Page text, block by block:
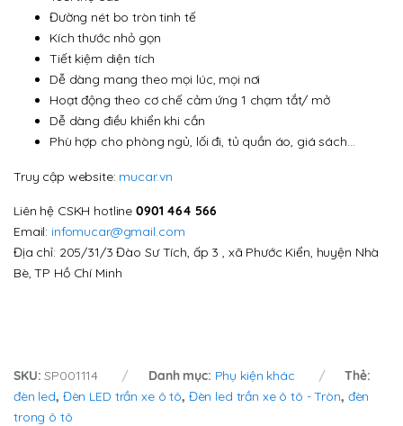
Đường nét bo tròn tinh tế
Kích thước nhỏ gọn
Tiết kiệm diện tích
Dễ dàng mang theo mọi lúc, mọi nơi
Hoạt động theo cơ chế cảm ứng 1 chạm tắt/ mở
Dễ dàng điều khiển khi cần
Phù hợp cho phòng ngủ, lối đi, tủ quần áo, giá sách…
Truy cập website: mucar.vn
Liên hệ CSKH hotline0901 464 566
Email: infomucar@gmail.com
Địa chỉ: 205/31/3 Đào Sư Tích, ấp 3 , xã Phước Kiển, huyện Nhà
Bè, TP Hồ Chí Minh
SKU:SP001114 Danh mục: Phụ kiện khác
Thẻ:
đèn led, Đèn LED trần xe ô tô, Đèn led trần xe ô tô - Tròn, đèn
trong ô tô